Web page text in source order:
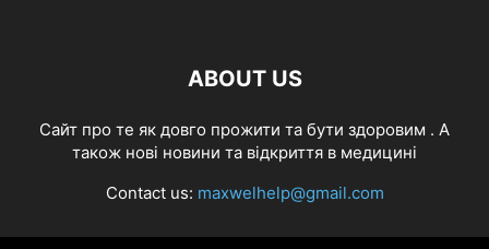
ABOUT US
Cайт про те як довго прожити та бути здоровим . А
також нові новини та відкриття в медицині
Contact us: maxwelhelp@gmail.com